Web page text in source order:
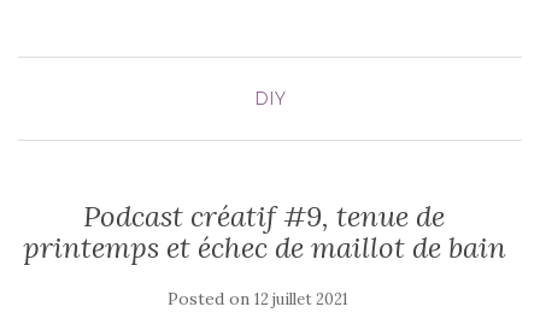
DIY
Podcast créatif #9, tenue de
printemps et échec de maillot de bain
Posted on 12 juillet 2021